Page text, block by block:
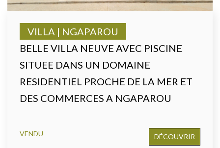
BELLE VILLA NEUVE AVEC PISCINE
SITUEE DANS UN DOMAINE
RESIDENTIEL PROCHE DE LA MER ET
DES COMMERCES A NGAPAROU
VILLA | NGAPAROU
VENDU DÉCOUVRIR